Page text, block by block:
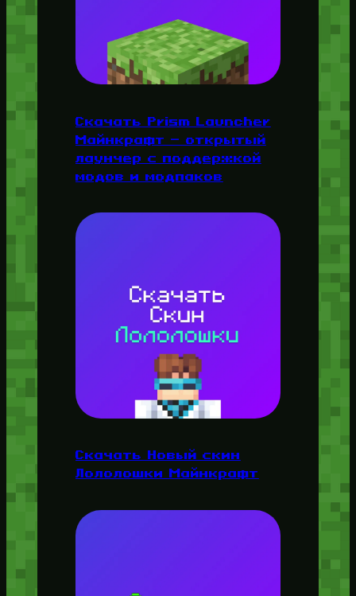
Скачать Prism Launcher
Майнкрафт — открытый
лаунчер с поддержкой
модов и модпаков
Скачать Новый скин
Лололошки Майнкрафт